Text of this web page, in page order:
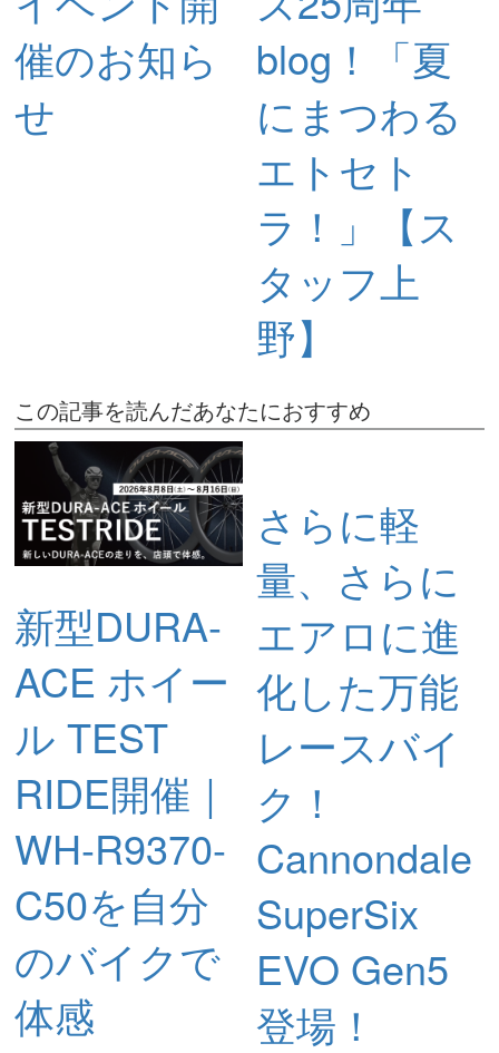
催のお知ら
せ
blog！「夏
にまつわる
エトセト
ラ！」【ス
タッフ上
野】
この記事を読んだあなたにおすすめ
新型DURA-
ACE ホイー
ル TEST
RIDE開催｜
WH-R9370-
C50を自分
のバイクで
体感
さらに軽
量、さらに
エアロに進
化した万能
レースバイ
ク！
Cannondale
SuperSix
EVO Gen5
登場！